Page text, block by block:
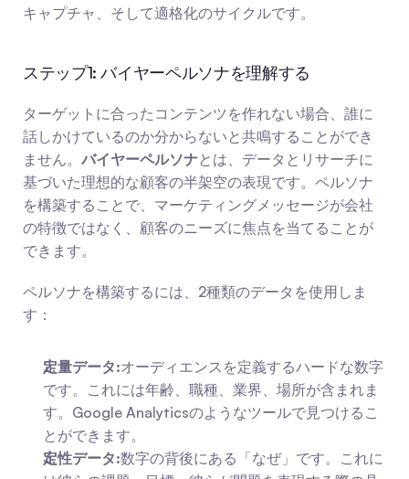
キャプチャ、そして適格化のサイクルです。
ステップ1: バイヤーペルソナを理解する
ターゲットに合ったコンテンツを作れない場合、誰に
話しかけているのか分からないと共鳴することができ
ません。 バイヤーペルソナとは、データとリサーチに
基づいた理想的な顧客の半架空の表現です。ペルソナ
を構築することで、マーケティングメッセージが会社
の特徴ではなく、顧客のニーズに焦点を当てることが
できます。
ペルソナを構築するには、2種類のデータを使用しま
す：
定量データ:オーディエンスを定義するハードな数字
です。これには年齢、職種、業界、場所が含まれま
す。Google Analyticsのようなツールで見つけるこ
とができます。
定性データ:数字の背後にある「なぜ」です。これに